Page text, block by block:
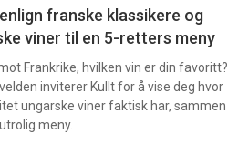
franske klassikere og
viner til en 5-retters meny
Frankrike, hvilken vin er din favoritt?
inviterer Kullt for å vise deg hvor
ungarske viner faktisk har, sammen
meny.